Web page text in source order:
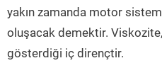
yakın zamanda motor
oluşacak demektir. Viskozite,
gösterdiği iç dirençtir.